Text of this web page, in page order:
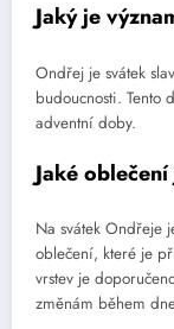
Jaký je
Ondřej je svátek
budoucnosti. Tento
adventní doby.
Jaké
Na svátek Ondřeje
oblečení, které je
vrstev je
změnám během